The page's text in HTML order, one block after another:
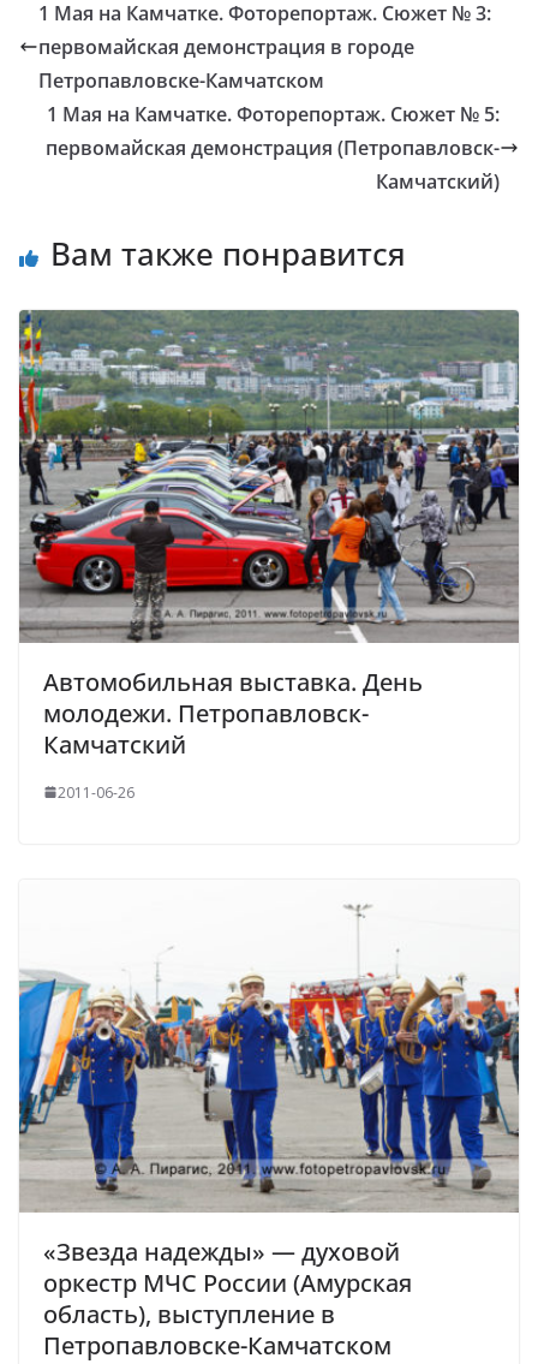
1 Мая на Камчатке. Фоторепортаж. Сюжет № 3:
первомайская демонстрация в городе
Петропавловске-Камчатском
1 Мая на Камчатке. Фоторепортаж. Сюжет № 5:
первомайская демонстрация (Петропавловск-
Камчатский)
Вам также понравится
Автомобильная выставка. День
молодежи. Петропавловск-
Камчатский
2011-06-26
«Звезда надежды» — духовой
оркестр МЧС России (Амурская
область), выступление в
Петропавловске-Камчатском